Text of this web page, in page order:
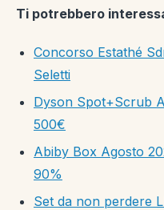
Ti potrebbero
Concorso Estathé
Seletti
Dyson Spot+Scrub
500€
Abiby Box Agosto
90%
Set da non perdere